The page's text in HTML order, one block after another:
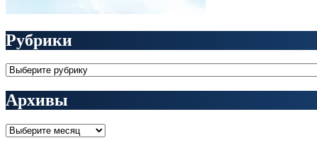
Рубрики
Рубрики
Архивы
Архивы